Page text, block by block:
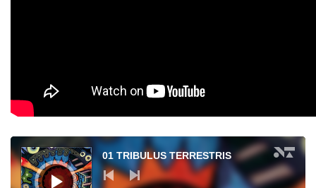
01 TRIBULUS TERRESTRIS